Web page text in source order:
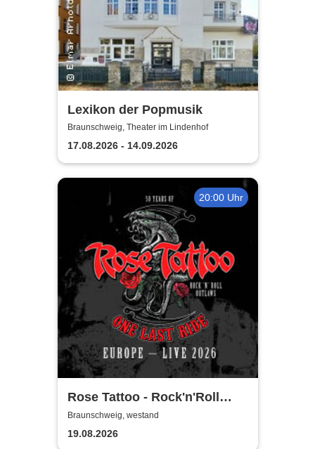
Lexikon der Popmusik
Braunschweig, Theater im Lindenhof
17.08.2026 - 14.09.2026
20:00 Uhr
Rose Tattoo - Rock'n'Roll
Outlaws – One Last Ride
Braunschweig, westand
19.08.2026